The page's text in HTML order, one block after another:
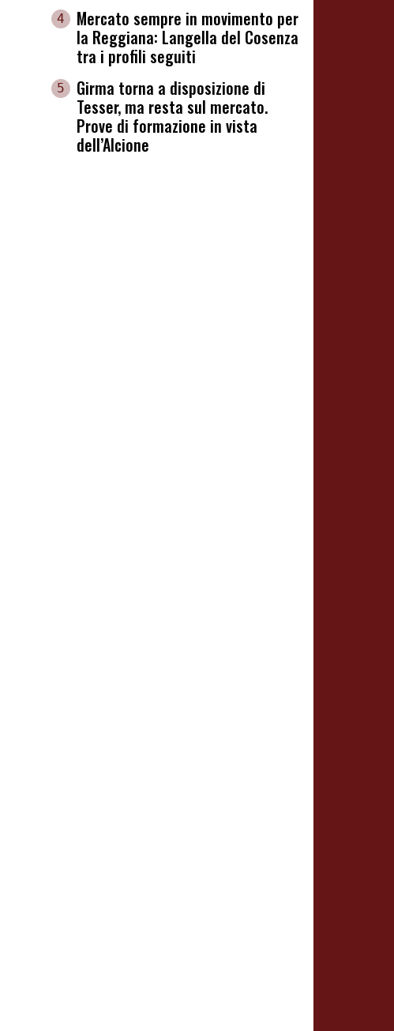
4
Mercato sempre in movimento per
la Reggiana: Langella del Cosenza
tra i profili seguiti
5
Girma torna a disposizione di
Tesser, ma resta sul mercato.
Prove di formazione in vista
dell’Alcione